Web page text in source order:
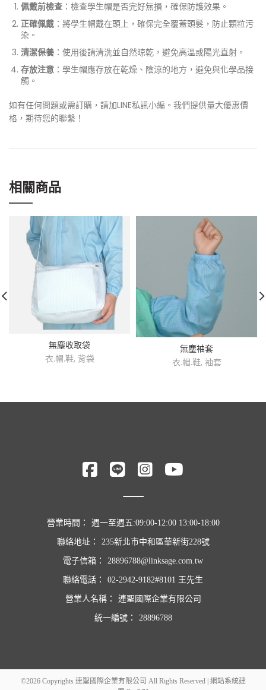
佩戴前檢查 ：檢查學生帽是否完好無損，確保防護效果。
正確佩戴 ：將學生帽戴在頭上，確保完全覆蓋頭髮，防止顆粒污
染。
清潔保養 ：使用後請清洗並自然晾乾，避免高溫或陽光直射。
存放注意 ：學生帽應存放在乾燥、陰涼的地方，避免與化學品接
觸。
如有任何問題或需訂購，請加LINE私訊小編。我們提供量大優惠價
格，期待您的聯繫！
相關商品
無塵收取袋
衣.帽.鞋, 背袋
無塵袖套
衣.帽.鞋, 袖套
營業時間： 週一至週五:09:00-12:00 13:00-18:00
聯絡地址： 235新北市中和區華新街228號
電子信箱： 28896788@linksage.com.tw
聯絡電話： 02-2942-9182#8101 王先生
營業人名稱： 連聖國際企業有限公司
統一編號： 28896788
©2026 Copyrights 連聖國際企業有限公司 All Rights Reserved | 網站系統建